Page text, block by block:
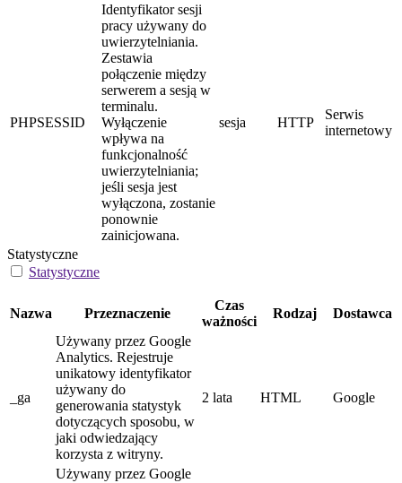
PHPSESSID
Identyfikator sesji
pracy używany do
uwierzytelniania.
Zestawia
połączenie między
serwerem a sesją w
terminalu.
Wyłączenie
wpływa na
funkcjonalność
uwierzytelniania;
jeśli sesja jest
wyłączona, zostanie
ponownie
zainicjowana.
sesja HTTP
Serwis
internetowy
Statystyczne
Statystyczne
Nazwa Przeznaczenie
Czas
ważności
Rodzaj Dostawca
_ga
Używany przez Google
Analytics. Rejestruje
unikatowy identyfikator
używany do
generowania statystyk
dotyczących sposobu, w
jaki odwiedzający
korzysta z witryny.
2 lata HTML Google
Używany przez Google